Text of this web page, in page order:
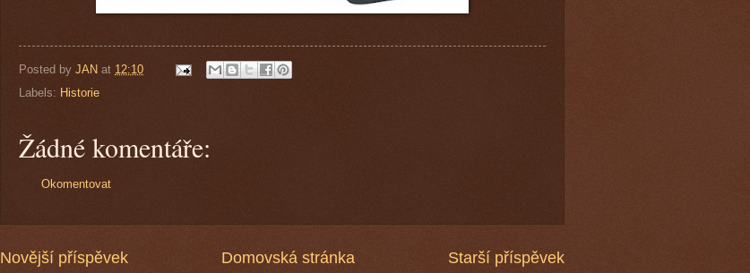
Posted by JAN at 12:10
Labels: Historie
Žádné komentáře:
Okomentovat
Novější příspěvek Starší příspěvek
Domovská stránka